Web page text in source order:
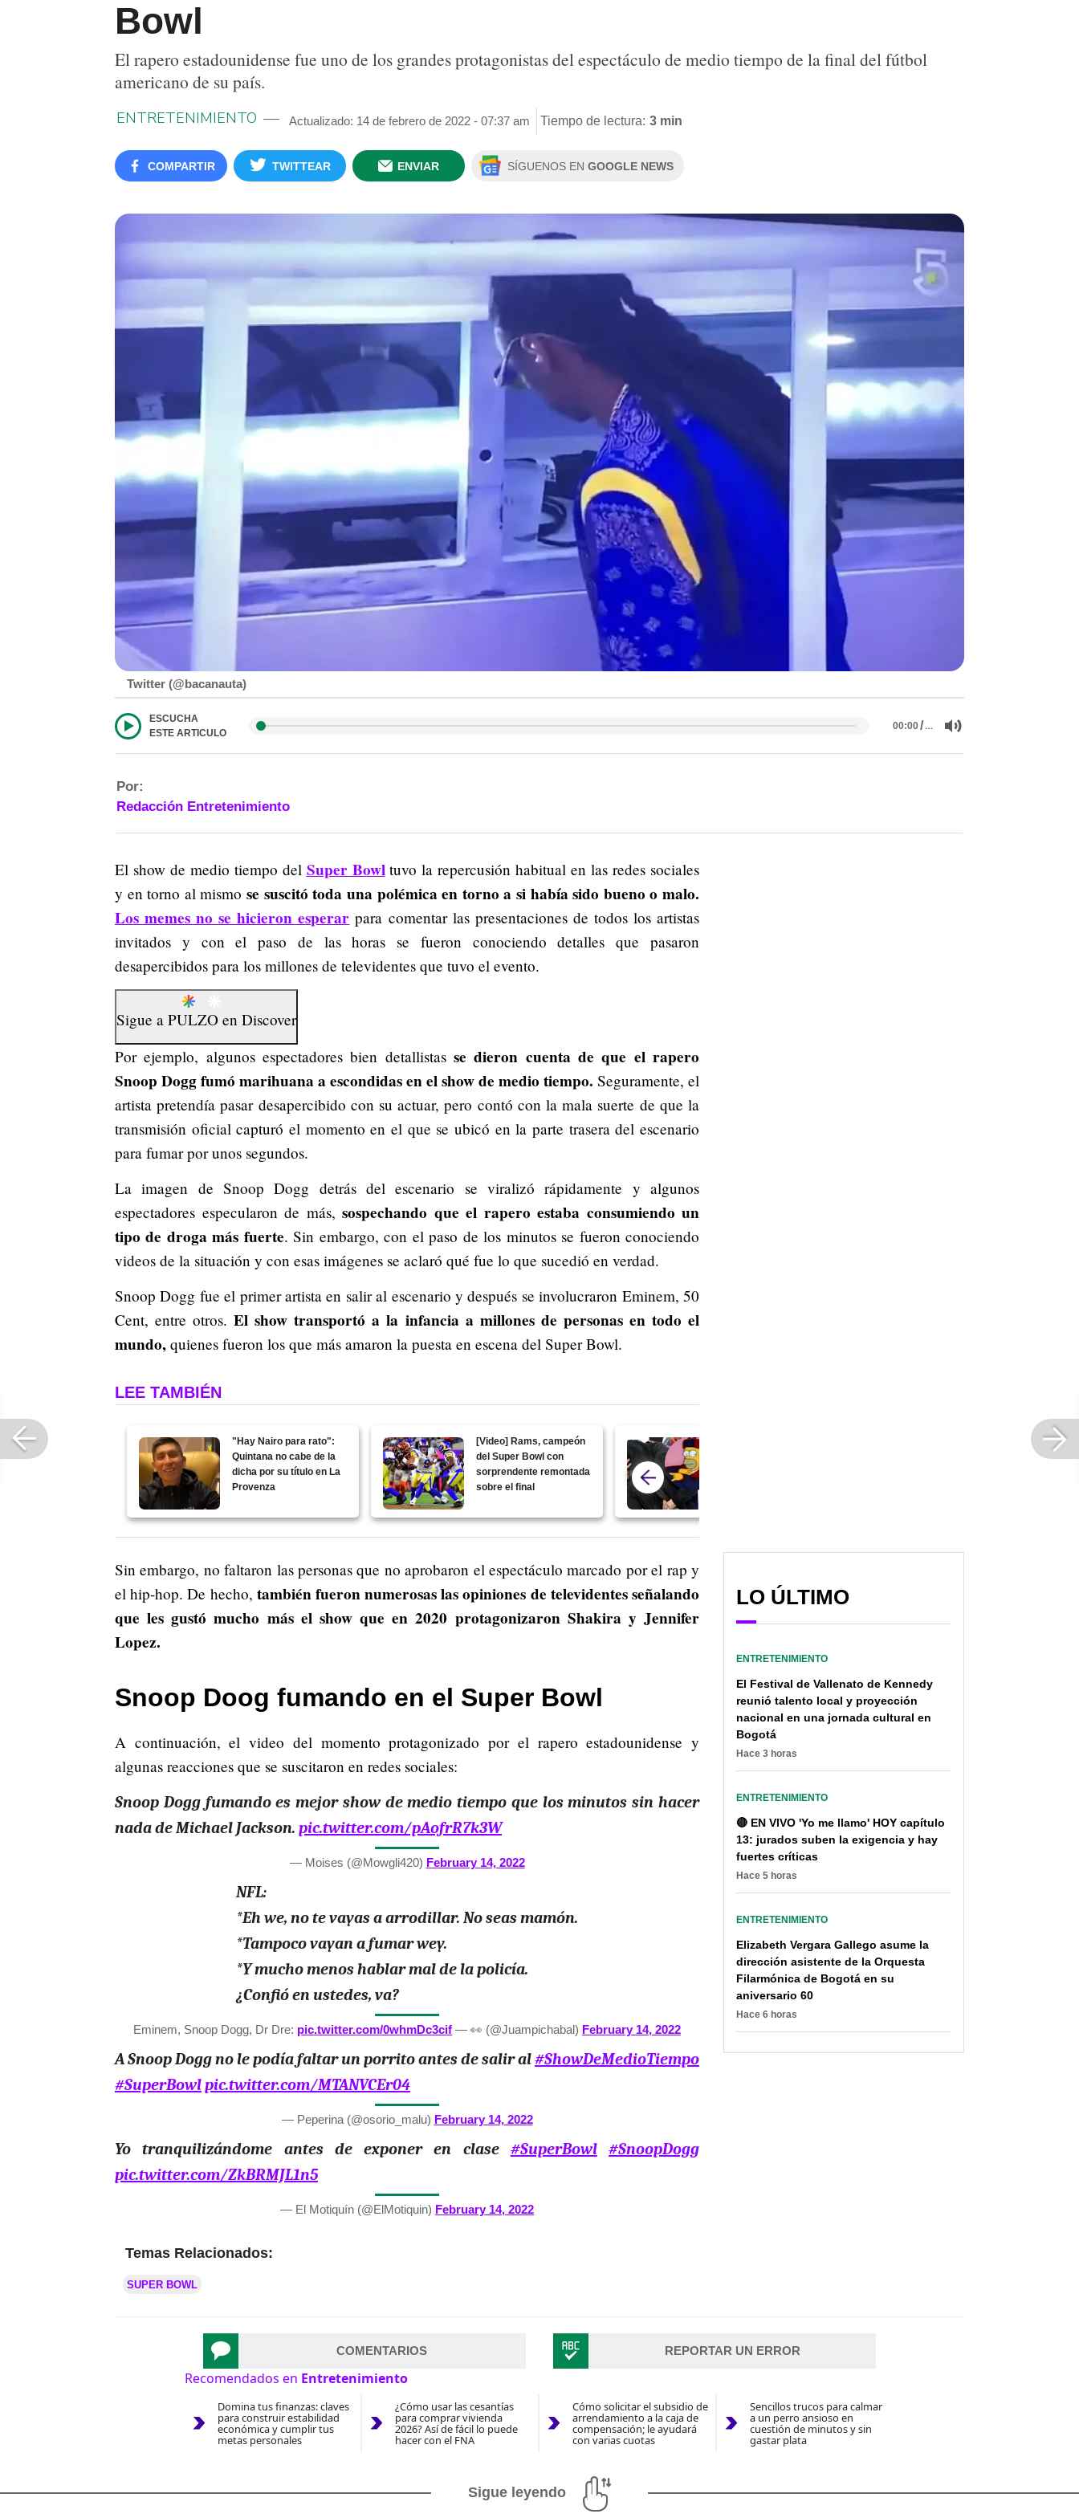
Bowl
El rapero estadounidense fue uno de los grandes protagonistas del espectáculo de medio tiempo de la final del fútbol
americano de su país.
ENTRETENIMIENTO Actualizado: 14 de febrero de 2022 - 07:37 am Tiempo de lectura: 3 min
COMPARTIR TWITTEAR ENVIAR SÍGUENOS EN GOOGLE NEWS
Twitter (@bacanauta)
ESCUCHA
ESTE ARTICULO
00:00/…
Por:
Redacción Entretenimiento
El show de medio tiempo del Super Bowltuvo la repercusión habitual en las redes sociales
y en torno al mismose suscitó toda una polémica en torno a si había sido bueno o malo.
Los memes no se hicieron esperar para comentar las presentaciones de todos los artistas
invitados y con el paso de las horas se fueron conociendo detalles que pasaron
desapercibidos para los millones de televidentes que tuvo el evento.
Sigue a PULZO en Discover
Por ejemplo, algunos espectadores bien detallistasse dieron cuenta de que el rapero
Snoop Dogg fumó marihuana a escondidas en el show de medio tiempo. Seguramente, el
artista pretendía pasar desapercibido con su actuar, pero contó con la mala suerte de que la
transmisión oficial capturó el momento en el que se ubicó en la parte trasera del escenario
para fumar por unos segundos.
La imagen de Snoop Dogg detrás del escenario se viralizó rápidamente y algunos
espectadores especularon de más, sospechando que el rapero estaba consumiendo un
tipo de droga más fuerte. Sin embargo, con el paso de los minutos se fueron conociendo
videos de la situación y con esas imágenes se aclaró qué fue lo que sucedió en verdad.
Snoop Dogg fue el primer artista en salir al escenario y después se involucraron Eminem, 50
Cent, entre otros. El show transportó a la infancia a millones de personas en todo el
mundo, quienes fueron los que más amaron la puesta en escena del Super Bowl.
LEE TAMBIÉN
"Hay Nairo para rato":
Quintana no cabe de la
dicha por su título en La
Provenza
[Video] Rams, campeón
del Super Bowl con
sorprendente remontada
sobre el final
[Video] Al estilo de la
WWE, así fue la sorpresa
Sin embargo, no faltaron las personas que no aprobaron el espectáculo marcado por el rap y
el hip-hop. De hecho, también fueron numerosas las opiniones de televidentes señalando
que les gustó mucho más el show que en 2020 protagonizaron Shakira y Jennifer
Lopez.
Snoop Doog fumando en el Super Bowl
A continuación, el video del momento protagonizado por el rapero estadounidense y
algunas reacciones que se suscitaron en redes sociales:
Snoop Dogg fumando es mejor show de medio tiempo que los minutos sin hacer
nada de Michael Jackson. pic.twitter.com/pAofrR7k3W
— Moises (@Mowgli420) February 14, 2022
NFL:
*Eh we, no te vayas a arrodillar. No seas mamón.
*Tampoco vayan a fumar wey.
*Y mucho menos hablar mal de la policía.
¿Confió en ustedes, va?
Eminem, Snoop Dogg, Dr Dre: pic.twitter.com/0whmDc3cif — 👀 (@Juampichabal) February 14, 2022
A Snoop Dogg no le podía faltar un porrito antes de salir al#ShowDeMedioTiempo
#SuperBowlpic.twitter.com/MTANVCEr04
— Peperina (@osorio_malu) February 14, 2022
Yo tranquilizándome antes de exponer en clase #SuperBowl
#SnoopDogg
pic.twitter.com/ZkBRMJL1n5
— El Motiquín (@ElMotiquin) February 14, 2022
LO ÚLTIMO
ENTRETENIMIENTO
El Festival de Vallenato de Kennedy
reunió talento local y proyección
nacional en una jornada cultural en
Bogotá
Hace 3 horas
ENTRETENIMIENTO
🔴 EN VIVO 'Yo me llamo' HOY capítulo
13: jurados suben la exigencia y hay
fuertes críticas
Hace 5 horas
ENTRETENIMIENTO
Elizabeth Vergara Gallego asume la
dirección asistente de la Orquesta
Filarmónica de Bogotá en su
aniversario 60
Hace 6 horas
Temas Relacionados:
SUPER BOWL
COMENTARIOS REPORTAR UN ERROR
Recomendados en Entretenimiento
Domina tus finanzas: claves
para construir estabilidad
económica y cumplir tus
metas personales
¿Cómo usar las cesantías
para comprar vivienda
2026? Así de fácil lo puede
hacer con el FNA
Cómo solicitar el subsidio de
arrendamiento a la caja de
compensación; le ayudará
con varias cuotas
Sencillos trucos para calmar
a un perro ansioso en
cuestión de minutos y sin
gastar plata
Sigue leyendo